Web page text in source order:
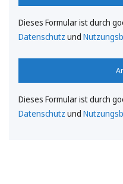
Dieses Formular ist durch
Datenschutz und
Dieses Formular ist durch
Datenschutz und